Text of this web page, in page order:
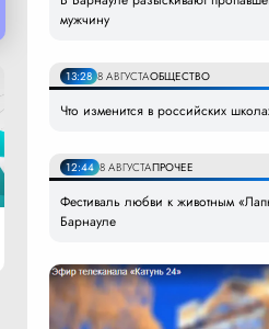
мужчину
13:28 8 АВГУСТАОБЩЕСТВО
Что изменится в российских
12:44 8 АВГУСТАПРОЧЕЕ
Фестиваль любви к животным
Барнауле